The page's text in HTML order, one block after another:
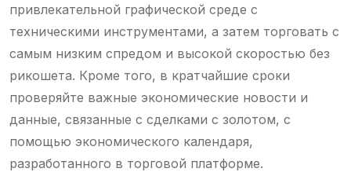
привлекательной графической среде с
техническими инструментами, а затем торговать с
самым низким спредом и высокой скоростью без
рикошета. Кроме того, в кратчайшие сроки
проверяйте важные экономические новости и
данные, связанные с сделками с золотом, с
помощью экономического календаря,
разработанного в торговой платформе.